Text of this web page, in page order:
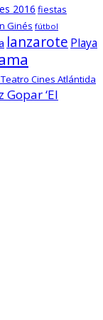
2016 fiestas
Ginés fútbol
lanzarote Playa
Cines Atlántida
‘El